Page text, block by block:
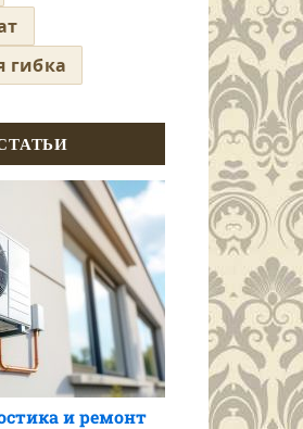
гибка
и ремонт